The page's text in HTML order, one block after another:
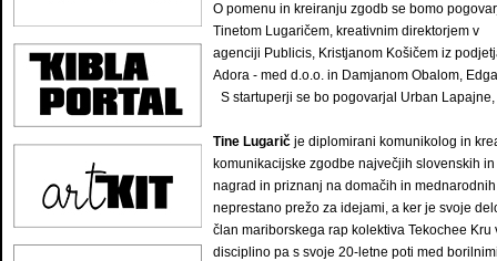
O pomenu in kreiranju zgodb se bomo
Tinetom Lugaričem, kreativnim direktorjem v
agenciji Publicis, Kristjanom Košičem iz
Adora - med d.o.o. in Damjanom Obalom,
S startuperji se bo pogovarjal Urban
Tine Lugarič je diplomirani komunikolog in
komunikacijske zgodbe največjih slovenskih
nagrad in priznanj na domačih in
neprestano prežo za idejami, a ker je svoje
član mariborskega rap kolektiva Tekochee
disciplino pa s svoje 20-letne poti med